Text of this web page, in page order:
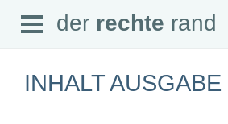
der rechte rand
Open
Menu
der rechte rand
INHALT AUSGABE